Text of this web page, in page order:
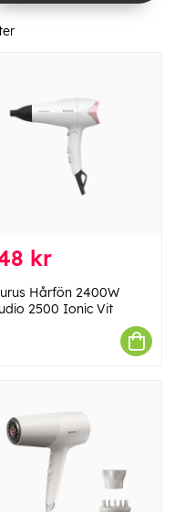
kr
Hårfön 2400W
2500 Ionic Vit